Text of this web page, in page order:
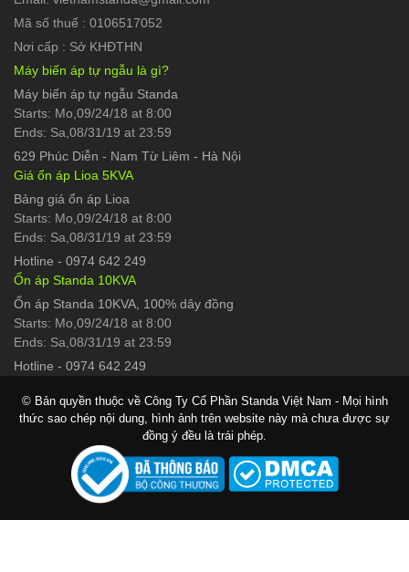
Mã số thuế : 0106517052
Nơi cấp : Sở KHĐTHN
Máy biến áp tự ngẫu là gì?
Máy biến áp tự ngẫu Standa
Starts: Mo,09/24/18 at 8:00
Ends: Sa,08/31/19 at 23:59
629 Phúc Diễn - Nam Từ Liêm - Hà Nội
Giá ổn áp Lioa 5KVA
Bảng giá ổn áp Lioa
Starts: Mo,09/24/18 at 8:00
Ends: Sa,08/31/19 at 23:59
Hotline - 0974 642 249
Ổn áp Standa 10KVA
Ổn áp Standa 10KVA, 100% dây đồng
Starts: Mo,09/24/18 at 8:00
Ends: Sa,08/31/19 at 23:59
Hotline - 0974 642 249
© Bản quyền thuộc về Công Ty Cổ Phần Standa Việt Nam - Mọi hình
thức sao chép nội dung, hình ảnh trên website này mà chưa được sự
đồng ý đều là trái phép.